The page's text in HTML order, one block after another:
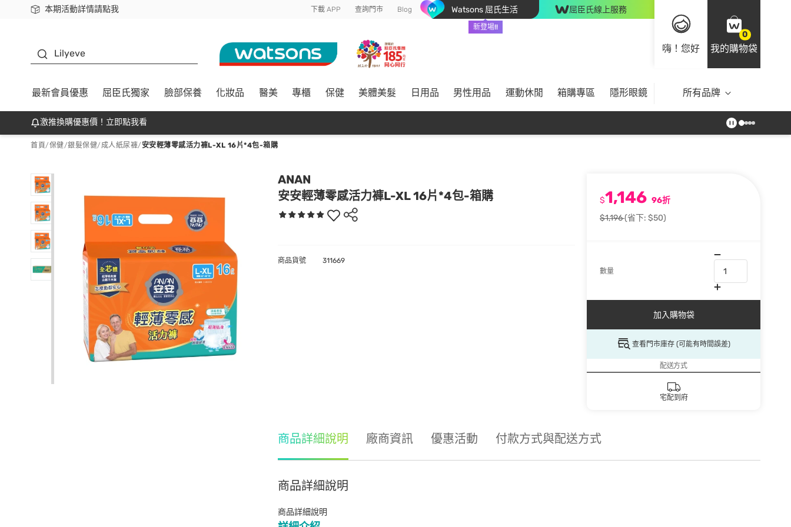
本期活動詳情請點我
下載app最高回饋$350 下載 APP 查詢門市 Blog Watsons 屈氏生活
新登場!!
屈臣氏線上服務
嗨！您好
0
我的購物袋
Lilyeve
最新會員優惠 屈臣氏獨家 臉部保養 化妝品 醫美 專櫃 保健 美體美髮 日用品 男性用品 運動休閒 箱購專區 隱形眼鏡 所有品牌
激推換購優惠價！立即點我看
首頁/保健/銀髮保健/ 成人紙尿褲/安安輕薄零感活力褲L-XL 16片*4包-箱購
ANAN
安安輕薄零感活力褲L-XL 16片*4包-箱購
$1,146 96折
$1,196(省下: $50)
數量
加入購物袋
查看門市庫存 (可能有時間誤差)
配送方式
宅配到府
商品貨號 311669
商品詳細說明 廠商資訊 優惠活動 付款方式與配送方式
商品詳細說明
商品詳細說明